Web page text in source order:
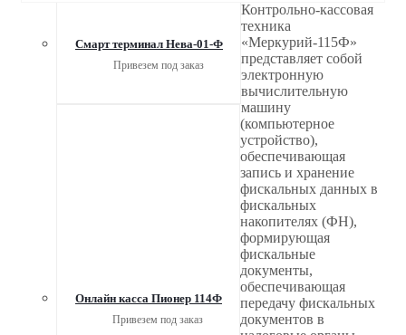
Смарт терминал Нева-01-Ф
Привезем под заказ
Онлайн касса Пионер 114Ф
Привезем под заказ
Контрольно-кассовая
техника
«Меркурий-115Ф»
представляет собой
электронную
вычислительную
машину
(компьютерное
устройство),
обеспечивающая
запись и хранение
фискальных данных в
фискальных
накопителях (ФН),
формирующая
фискальные
документы,
обеспечивающая
передачу фискальных
документов в